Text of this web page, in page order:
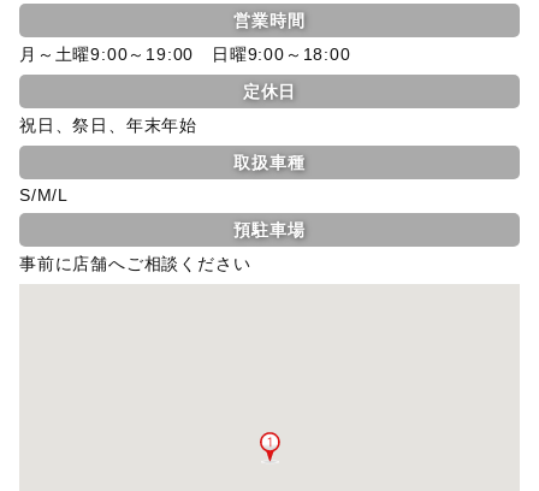
営業時間
月～土曜9:00～19:00 日曜9:00～18:00
定休日
祝日、祭日、年末年始
取扱車種
S/M/L
預駐車場
事前に店舗へご相談ください